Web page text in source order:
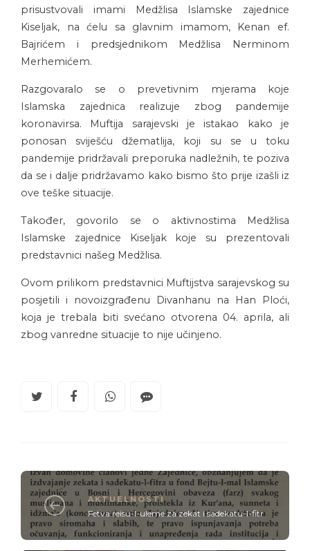
prisustvovali imami Medžlisa Islamske zajednice
Kiseljak, na ćelu sa glavnim imamom, Kenan ef.
Bajrićem i predsjednikom Medžlisa Nerminom
Merhemićem.
Razgovaralo se o prevetivnim mjerama koje
Islamska zajednica realizuje zbog pandemije
koronavirsa. Muftija sarajevski je istakao kako je
ponosan sviješću džematlija, koji su se u toku
pandemije pridržavali preporuka nadležnih, te poziva
da se i dalje pridržavamo kako bismo što prije izašli iz
ove teške situacije.
Također, govorilo se o aktivnostima Medžlisa
Islamske zajednice Kiseljak koje su prezentovali
predstavnici našeg Medžlisa.
Ovom prilikom predstavnici Muftijstva sarajevskog su
posjetili i novoizgrađenu Divanhanu na Han Ploći,
koja je trebala biti svećano otvorena 04. aprila, ali
zbog vanredne situacije to nije učinjeno.
AKTUELNOSTI
Fetva reisu-l-uleme za zekat i sadekatu-l-fitr